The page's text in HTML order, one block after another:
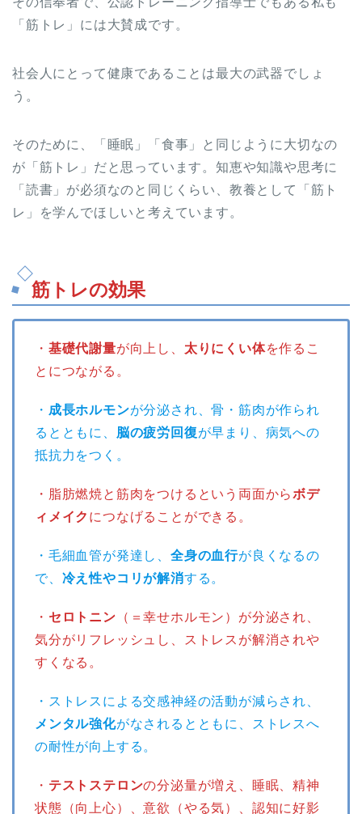
「筋トレ」には大賛成です。
社会人にとって健康であることは最大の武器でしょ
う。
そのために、「睡眠」「食事」と同じように大切なの
が「筋トレ」だと思っています。知恵や知識や思考に
「読書」が必須なのと同じくらい、教養として「筋ト
レ」を学んでほしいと考えています。
筋トレの効果
・ 基礎代謝量が向上し、 太りにくい体を作るこ
とにつながる。
・ 成長ホルモンが分泌され、骨・筋肉が作られ
るとともに、 脳の疲労回復が早まり、病気への
抵抗力をつく。
・脂肪燃焼と筋肉をつけるという両面からボデ
ィメイク につなげることができる。
・毛細血管が発達し、 全身の血行が良くなるの
で、 冷え性やコリが解消する。
・ セロトニン （＝幸せホルモン）が分泌され、
気分がリフレッシュし、ストレスが解消されや
すくなる。
・ストレスによる交感神経の活動が減らされ、
メンタル強化がなされるとともに、ストレスへ
の耐性が向上する。
・ テストステロンの分泌量が増え、睡眠、精神
状態（向上心）、意欲（やる気）、認知に好影